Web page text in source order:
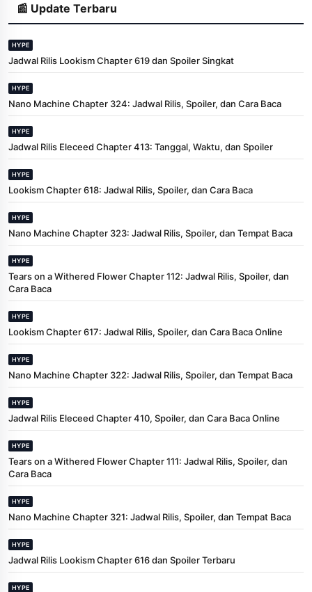
📰 Update Terbaru
HYPE
Jadwal Rilis Lookism Chapter 619 dan Spoiler Singkat
HYPE
Nano Machine Chapter 324: Jadwal Rilis, Spoiler, dan Cara Baca
HYPE
Jadwal Rilis Eleceed Chapter 413: Tanggal, Waktu, dan Spoiler
HYPE
Lookism Chapter 618: Jadwal Rilis, Spoiler, dan Cara Baca
HYPE
Nano Machine Chapter 323: Jadwal Rilis, Spoiler, dan Tempat Baca
HYPE
Tears on a Withered Flower Chapter 112: Jadwal Rilis, Spoiler, dan
Cara Baca
HYPE
Lookism Chapter 617: Jadwal Rilis, Spoiler, dan Cara Baca Online
HYPE
Nano Machine Chapter 322: Jadwal Rilis, Spoiler, dan Tempat Baca
HYPE
Jadwal Rilis Eleceed Chapter 410, Spoiler, dan Cara Baca Online
HYPE
Tears on a Withered Flower Chapter 111: Jadwal Rilis, Spoiler, dan
Cara Baca
HYPE
Nano Machine Chapter 321: Jadwal Rilis, Spoiler, dan Tempat Baca
HYPE
Jadwal Rilis Lookism Chapter 616 dan Spoiler Terbaru
HYPE